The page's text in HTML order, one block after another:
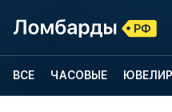
ВСЕ ЧАСОВЫЕ